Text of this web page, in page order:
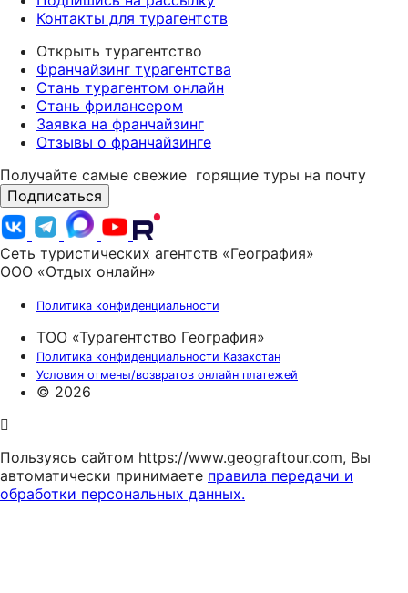
Контакты для турагентств
Открыть турагентство
Франчайзинг турагентства
Стань турагентом онлайн
Стань фрилансером
Заявка на франчайзинг
Отзывы о франчайзинге
Получайте самые свежие горящие туры на почту
Подписаться
Сеть туристических агентств «География»
ООО «Отдых онлайн»
Политика конфиденциальности
ТОО «Турагентство География»
Политика конфиденциальности Казахстан
Условия отмены/возвратов онлайн платежей
© 2026
Пользуясь сайтом https://www.geograftour.com, Вы
автоматически принимаете правила передачи и
обработки персональных данных.